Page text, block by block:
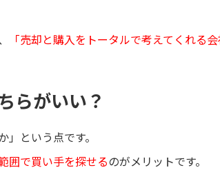
「売却と購入をトータルで考えてくれる会
らがいい？
という点です。
囲で買い手を探せるのがメリットです。